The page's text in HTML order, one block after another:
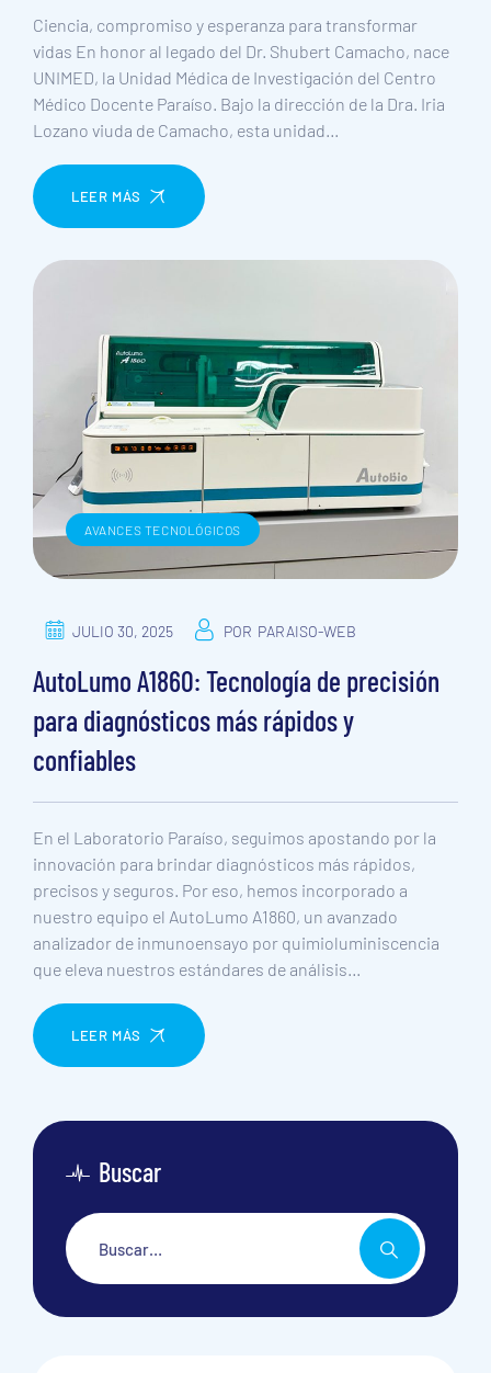
Ciencia, compromiso y esperanza para transformar
vidas En honor al legado del Dr. Shubert Camacho, nace
UNIMED, la Unidad Médica de Investigación del Centro
Médico Docente Paraíso. Bajo la dirección de la Dra. Iria
Lozano viuda de Camacho, esta unidad…
LEER MÁS
AVANCES TECNOLÓGICOS
JULIO 30, 2025 POR PARAISO-WEB
AutoLumo A1860: Tecnología de precisión
para diagnósticos más rápidos y
confiables
En el Laboratorio Paraíso, seguimos apostando por la
innovación para brindar diagnósticos más rápidos,
precisos y seguros. Por eso, hemos incorporado a
nuestro equipo el AutoLumo A1860, un avanzado
analizador de inmunoensayo por quimioluminiscencia
que eleva nuestros estándares de análisis…
LEER MÁS
Buscar